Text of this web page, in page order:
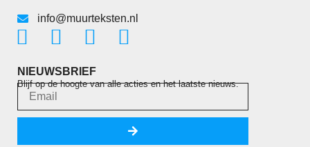
info@muurteksten.nl
NIEUWSBRIEF
Blijf op de hoogte van alle acties en het laatste nieuws.